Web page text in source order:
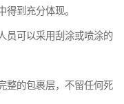
到充分体现。
员可以采用刮涂或喷涂的
整的包裹层，不留任何死